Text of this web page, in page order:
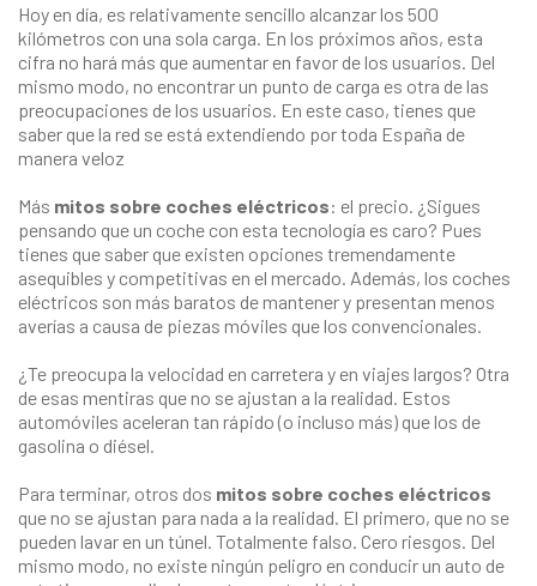
Hoy en día, es relativamente sencillo alcanzar los 500
kilómetros con una sola carga. En los próximos años, esta
cifra no hará más que aumentar en favor de los usuarios. Del
mismo modo, no encontrar un punto de carga es otra de las
preocupaciones de los usuarios. En este caso, tienes que
saber que la red se está extendiendo por toda España de
manera veloz
Más mitos sobre coches eléctricos: el precio. ¿Sigues
pensando que un coche con esta tecnología es caro? Pues
tienes que saber que existen opciones tremendamente
asequibles y competitivas en el mercado. Además, los coches
eléctricos son más baratos de mantener y presentan menos
averías a causa de piezas móviles que los convencionales.
¿Te preocupa la velocidad en carretera y en viajes largos? Otra
de esas mentiras que no se ajustan a la realidad. Estos
automóviles aceleran tan rápido (o incluso más) que los de
gasolina o diésel.
Para terminar, otros dos mitos sobre coches eléctricos
que no se ajustan para nada a la realidad. El primero, que no se
pueden lavar en un túnel. Totalmente falso. Cero riesgos. Del
mismo modo, no existe ningún peligro en conducir un auto de